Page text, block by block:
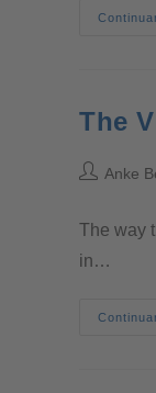
The
Anke
The way
in…